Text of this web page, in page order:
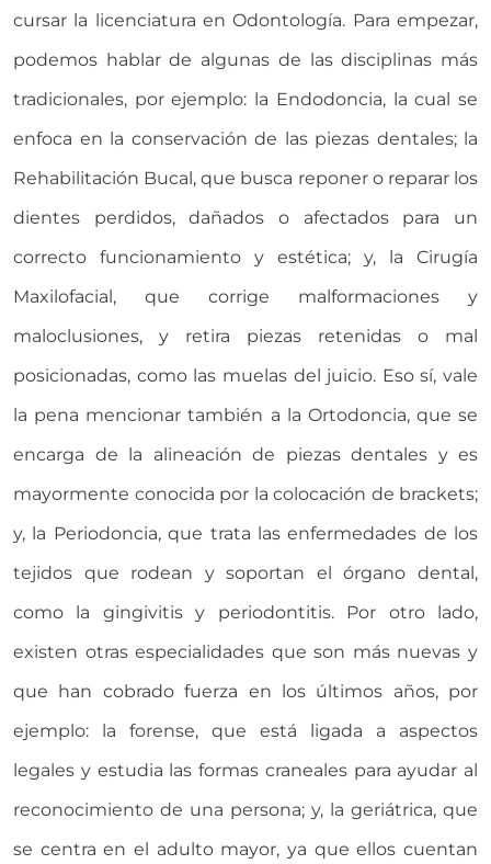
cursar la licenciatura en Odontología. Para empezar,
podemos hablar de algunas de las disciplinas más
tradicionales, por ejemplo: la Endodoncia, la cual se
enfoca en la conservación de las piezas dentales; la
Rehabilitación Bucal, que busca reponer o reparar los
dientes perdidos, dañados o afectados para un
correcto funcionamiento y estética; y, la Cirugía
Maxilofacial, que corrige malformaciones y
maloclusiones, y retira piezas retenidas o mal
posicionadas, como las muelas del juicio. Eso sí, vale
la pena mencionar también a la Ortodoncia, que se
encarga de la alineación de piezas dentales y es
mayormente conocida por la colocación de brackets;
y, la Periodoncia, que trata las enfermedades de los
tejidos que rodean y soportan el órgano dental,
como la gingivitis y periodontitis. Por otro lado,
existen otras especialidades que son más nuevas y
que han cobrado fuerza en los últimos años, por
ejemplo: la forense, que está ligada a aspectos
legales y estudia las formas craneales para ayudar al
reconocimiento de una persona; y, la geriátrica, que
se centra en el adulto mayor, ya que ellos cuentan